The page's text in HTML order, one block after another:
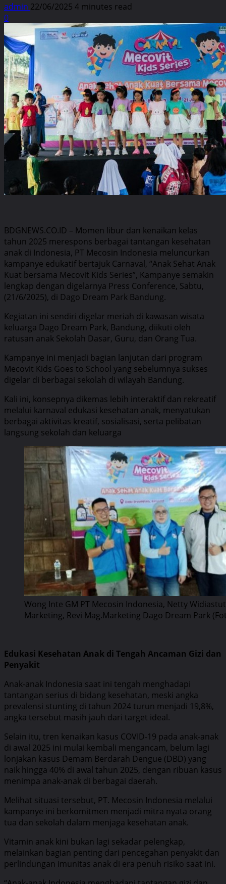
admin 22/06/2025 4 minutes read
0
BDGNEWS.CO.ID – Momen libur dan kenaikan kelas
tahun 2025 merespons berbagai tantangan kesehatan
anak di Indonesia, PT Mecosin Indonesia meluncurkan
kampanye edukatif bertajuk Carnaval, “Anak Sehat Anak
Kuat bersama Mecovit Kids Series”, Kampanye semakin
lengkap dengan digelarnya Press Conference, Sabtu,
(21/6/2025), di Dago Dream Park Bandung.
Kegiatan ini sendiri digelar meriah di kawasan wisata
keluarga Dago Dream Park, Bandung, diikuti oleh
ratusan anak Sekolah Dasar, Guru, dan Orang Tua.
Kampanye ini menjadi bagian lanjutan dari program
Mecovit Kids Goes to School yang sebelumnya sukses
digelar di berbagai sekolah di wilayah Bandung.
Kali ini, konsepnya dikemas lebih interaktif dan rekreatif
melalui karnaval edukasi kesehatan anak, menyatukan
berbagai aktivitas kreatif, sosialisasi, serta pelibatan
langsung sekolah dan keluarga
Wong Inte GM PT Mecosin Indonesia, Netty
Marketing, Revi Mag.Marketing Dago Dream Park
Edukasi Kesehatan Anak di Tengah Ancaman Gizi dan
Penyakit
Anak-anak Indonesia saat ini tengah menghadapi
tantangan serius di bidang kesehatan, meski angka
prevalensi stunting di tahun 2024 turun menjadi 19,8%,
angka tersebut masih jauh dari target ideal.
Selain itu, tren kenaikan kasus COVID-19 pada anak-anak
di awal 2025 ini mulai kembali mengancam, belum lagi
lonjakan kasus Demam Berdarah Dengue (DBD) yang
naik hingga 40% di awal tahun 2025, dengan ribuan kasus
menimpa anak-anak di berbagai daerah.
Melihat situasi tersebut, PT. Mecosin Indonesia melalui
kampanye ini berkomitmen menjadi mitra nyata orang
tua dan sekolah dalam menjaga kesehatan anak.
Vitamin anak kini bukan lagi sekadar pelengkap,
melainkan bagian penting dari pencegahan penyakit dan
perlindungan imunitas anak di era penuh risiko saat ini.